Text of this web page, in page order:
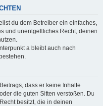
du dem Betreiber ein einfaches,
und unentgeltliches Recht, deinen
a bleibt auch nach
dass er keine Inhalte
die guten Sitten verstoßen. Du
besitzt, die in deinen